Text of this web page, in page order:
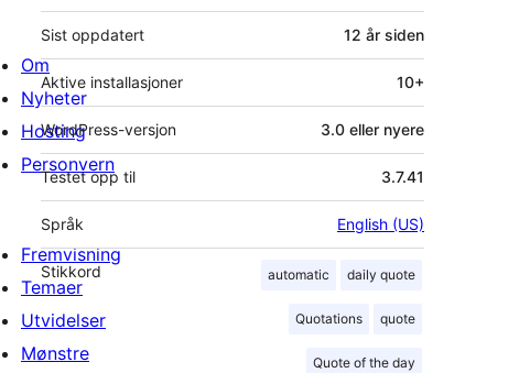
Sist oppdatert 12 år siden
Aktive installasjoner 10+
WordPress-versjon 3.0 eller nyere
Testet opp til 3.7.41
Språk English (US)
Stikkord automatic daily quote
Quotations quote
Quote of the day
Om
Nyheter
Hosting
Personvern
Fremvisning
Temaer
Utvidelser
Mønstre